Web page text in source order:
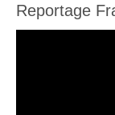
Reportage